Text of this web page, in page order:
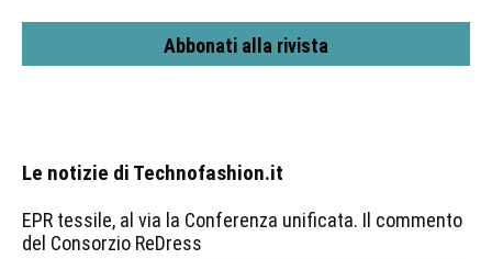
Abbonati alla rivista
Le notizie di Technofashion.it
EPR tessile, al via la Conferenza unificata. Il commento
del Consorzio ReDress